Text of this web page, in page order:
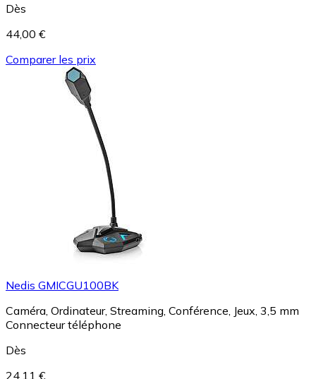
Dès
44,00 €
Comparer les prix
Nedis GMICGU100BK
Caméra, Ordinateur, Streaming, Conférence, Jeux, 3,5 mm
Connecteur téléphone
Dès
24,11 €